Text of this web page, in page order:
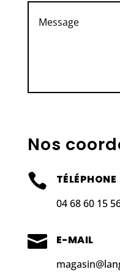
Nos
 TÉLÉPHONE
04 68 60 15
 E-MAIL